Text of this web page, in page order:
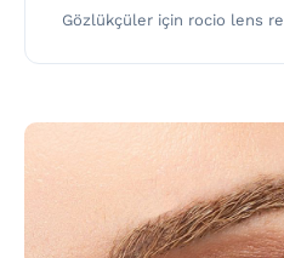
Gözlükçüler için rocio lens